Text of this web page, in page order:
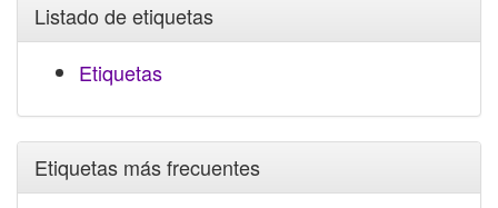
Listado de etiquetas
Etiquetas
Etiquetas más frecuentes